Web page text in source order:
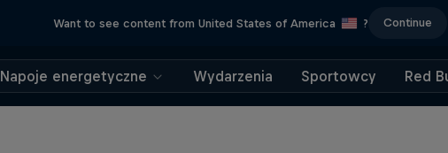
Want to see content from United States of America ? Continue
Napoje energetyczne Wydarzenia Sportowcy Red